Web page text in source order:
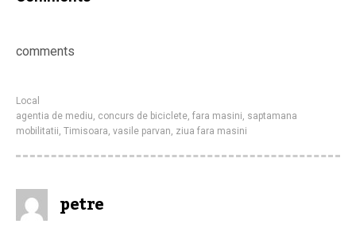
comments
Local
agentia de mediu, concurs de biciclete, fara masini, saptamana
mobilitatii, Timisoara, vasile parvan, ziua fara masini
petre